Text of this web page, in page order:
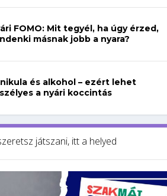
FOMO: Mit tegyél, ha úgy érzed,
másnak jobb a nyara?
és alkohol – ezért lehet
a nyári koccintás
játszani, itt a helyed